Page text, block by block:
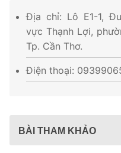
Địa chỉ: Lô E1-1,
vực Thạnh Lợi,
Tp. Cần Thơ.
Điện thoại:
BÀI THAM KHẢO